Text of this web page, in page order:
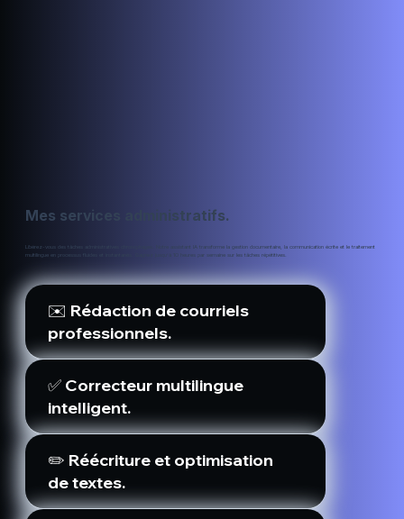
Mes services administratifs.
Libérez-vous des tâches administratives chronophages. Notre assistant IA transforme la gestion documentaire, la communication écrite et le traitement
multilingue en processus fluides et instantanés. Gagnez jusqu’à 10 heures par semaine sur les tâches répétitives.
✉️ Rédaction de courriels
professionnels.
✅ Correcteur multilingue
intelligent.
✏️ Réécriture et optimisation
de textes.